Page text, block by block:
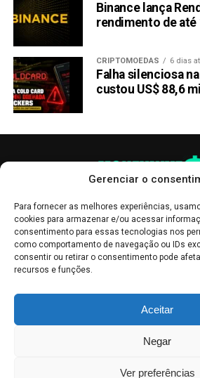
Gerenciar o
Para fornecer as melhores experiências,
cookies para armazenar e/ou acessar
consentimento para essas tecnologias nos
como comportamento de navegação ou IDs
consentir ou retirar o consentimento pode
recursos e funções.
Aceitar
Negar
Ver preferências
Binance lança
rendimento de até
CRIPTOMOEDAS 6 dias
Falha silenciosa na
custou US$ 88,6
informativo, servindo como boletins de
interpretadas como recomendações de
Bolsa de Valores